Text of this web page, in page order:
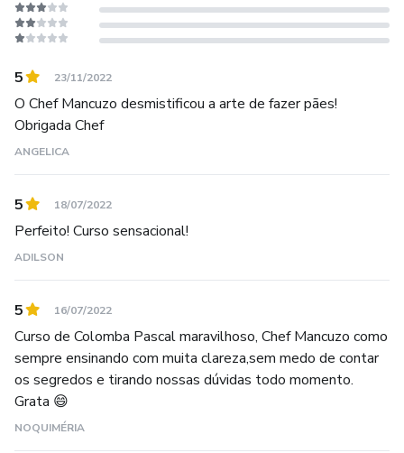
5 23/11/2022
O Chef Mancuzo desmistificou a arte de fazer pães!
Obrigada Chef
ANGELICA
5 18/07/2022
Perfeito! Curso sensacional!
ADILSON
5 16/07/2022
Curso de Colomba Pascal maravilhoso, Chef Mancuzo como
sempre ensinando com muita clareza,sem medo de contar
os segredos e tirando nossas dúvidas todo momento.
Grata 😄
NOQUIMÉRIA